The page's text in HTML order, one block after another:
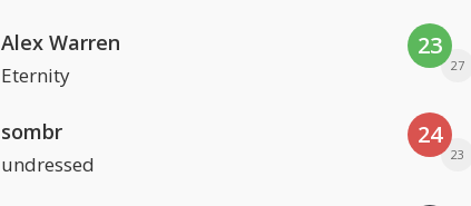
Alex Warren
Eternity
sombr
undressed
23
27
24
23